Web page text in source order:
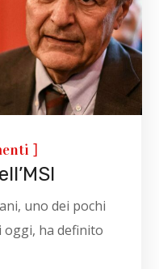
]
uno dei pochi
oggi, ha definito